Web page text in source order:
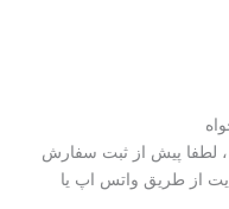
، لطفا پیش از ثبت سفارش
از طریق واتس اپ یا